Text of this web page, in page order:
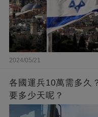
2024/05/21
各國運兵10萬需多久
要多少天呢？